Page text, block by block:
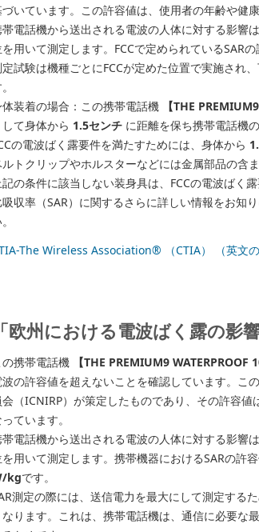
いています。この許容値は、使用者の年齢や健
電話機から送出される電波の人体に対する影
用いて測定します。FCCで定められているSAR
試験は機種ごとにFCCが定めた位置で実施され
装着の場合：この携帯電話機
【THE
て身体から 1.5センチ に距離を保ち携帯電話機
の電波ばく露要件を満たすためには、身体から
トクリップやホルスターなどには金属部品の含
の条件に該当しない装身具は、FCCの電波ばく
収率（SAR）に関するさらに詳しい情報をお知
The Wireless Association® （CTIA） （英文の
欧州における電波ばく露の影
携帯電話機 【THE PREMIUM9 WATERPROOF
の許容値を超えないことを確認しています。こ
（ICNIRP）が策定したものであり、その許容
ています。
電話機から送出される電波の人体に対する影
用いて測定します。携帯機器におけるSARの許
kgです。
測定の際には、送信電力を最大にして測定する
ります。これは、携帯電話機は、通信に必要な